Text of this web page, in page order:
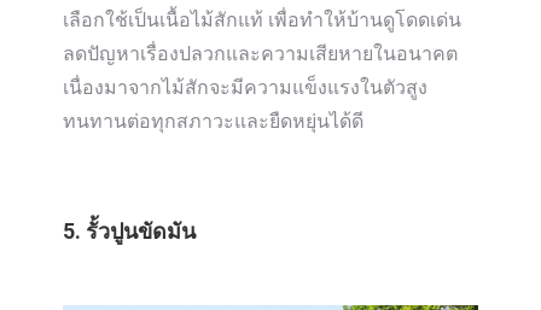
เลือกใช้เป็นเนื้อไม้สักแท้ เพื่อทำให้บ้านดูโดดเด่น
ลดปัญหาเรื่องปลวกและความเสียหายในอนาคต
เนื่องมาจากไม้สักจะมีความแข็งแรงในตัวสูง
ทนทานต่อทุกสภาวะและยืดหยุ่นได้ดี
5. รั้วปูนขัดมัน